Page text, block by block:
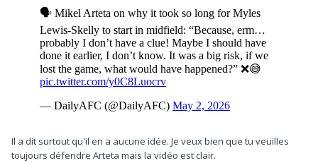
Il a dit surtout qu'il en a aucune idée. Je veux bien que tu veuilles
toujours défendre Arteta mais la vidéo est clair.